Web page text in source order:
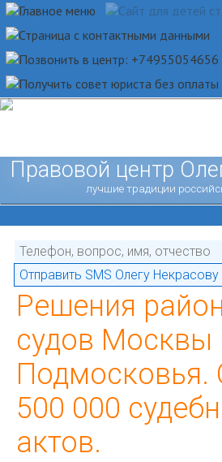
Правовой центр
лучшие традиции
Решения
судов Москвы
500 000
актов.